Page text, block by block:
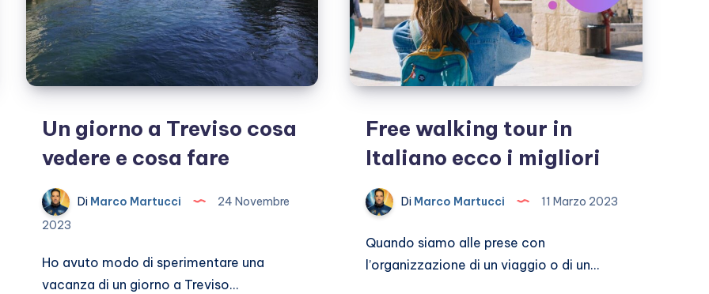
Un giorno a Treviso cosa
vedere e cosa fare
Di Marco Martucci
24 Novembre
2023
Ho avuto modo di sperimentare una
vacanza di un giorno a Treviso…
Free walking tour in
Italiano ecco i migliori
Di Marco Martucci 11 Marzo 2023
Quando siamo alle prese con
l’organizzazione di un viaggio o di un…